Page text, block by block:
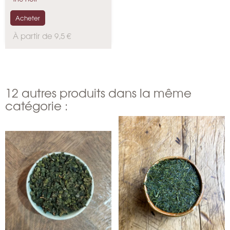
P
À partir de 9,5 €
Acheter
12 autres produits dans la même
catégorie :